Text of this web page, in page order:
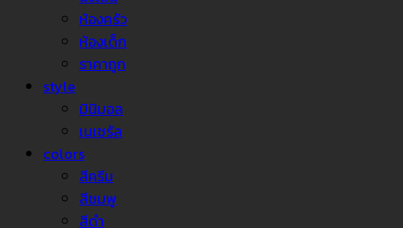
ห้องครัว
ห้องเด็ก
ราคาถูก
style
มินิมอล
เนเชรัล
colors
สีครีม
สีชมพู
สีดำ